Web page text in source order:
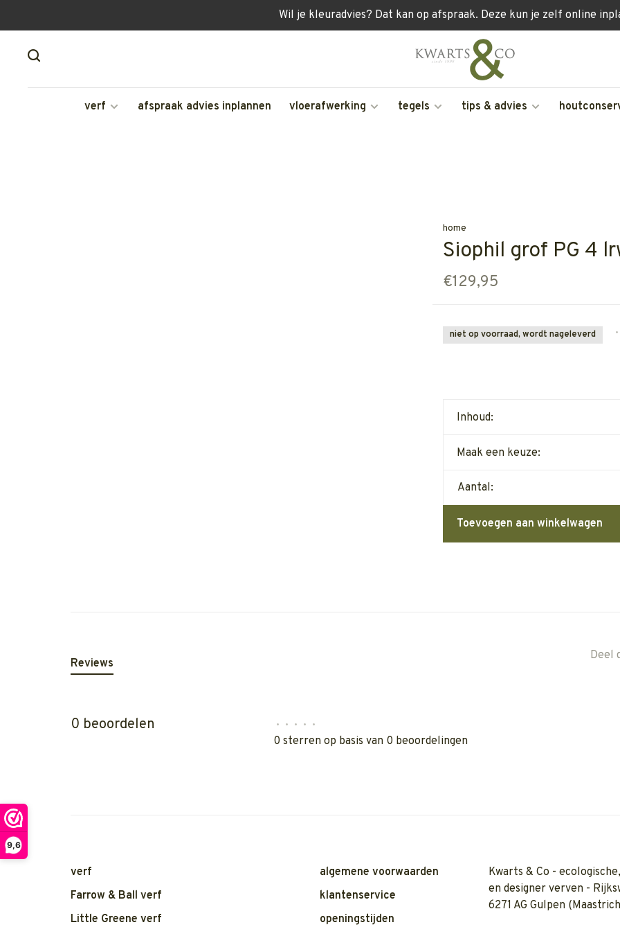
9,6
Wil je kleuradvies? Dat kan op afspraak. Deze kun je zelf online
verf afspraak advies inplannen vloerafwerking tegels tips & advies
home
Siophil grof PG 4
€129,95
niet op voorraad, wordt nageleverd •
Inhoud:
Maak een keuze:
Aantal:
Toevoegen aan winkelwagen
Deel
Reviews
0 beoordelen • • • • •
0 sterren op basis van 0 beoordelingen
verf
Farrow & Ball verf
Little Greene verf
algemene voorwaarden
klantenservice
openingstijden
Kwarts & Co -
en designer verven -
6271 AG Gulpen